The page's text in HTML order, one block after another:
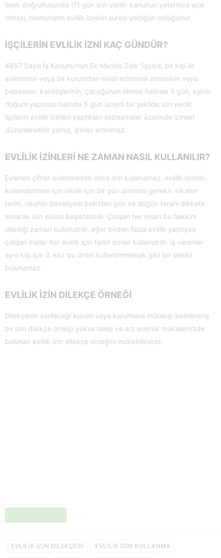
istek doğrultusunda (7) gün izin verilir. kanunun yeterince açık
olması, memurların evlilik izninin süresi yedigün olduğudur.
İŞÇİLERİN EVLİLİK İZNİ KAÇ GÜNDÜR?
4857 Sayılı İş Kanunu’nun Ek Madde 2’de “İşçiye; bir kişi ile
evlenmesi veya bir kurumdan evlat edinmesi annesinin veya
babasının, kardeşlerinin, çocuğunun ölmesi halinde 3 gün, eşinin
doğum yapması halinde 5 gün ücretli bir şekilde izin verilir.
işçilerin evlilik izinleri yaptıkları sözleşmeler üzerinde izinleri
düzenlenebilir yalnız, izinler artırılmaz.
EVLİLİK İZİNLERİ NE ZAMAN NASIL KULLANILIR?
Evlenen çiftler evlenmeden önce izin kullanamaz. evlilik izninin
kullanabilmesi için nikah için bir gün alınması gerekir. nikahın
tarihi, nikahın davetiyesi belirtilen gün ve düğün tarahi dikkate
alınarak izin süresi başlatılabilir. Çalışan her insan bu hakkını
dilediği zaman kullanabilir. eğer birden fazla evlilik yaptıysa
çalışan kişiler her evlilik için farklı izinler kullanabilir. iş verenler
aynı kişi için 2. kez bu iznini kullandırmamak gibi bir sebibi
bulunamaz.
EVLİLİK İZİN DİLEKÇE ÖRNEĞİ
Dilekçenin verileceği kurum veya kurumlara mütakip belirlenmiş
bir izin dilekçe örneği yoksa talep ve arz ederek makalemizde
bulunan evlilik izin dilekçe örneğini indirebilirsiniz.
EVLILIK IZIN DILEKÇESI EVLILIK IZIN KULLANMA